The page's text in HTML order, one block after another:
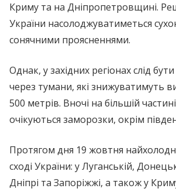
Криму та на Дніпропетровщині.
України насолоджуватиметься
сонячними проясненнями.
Однак, у західних регіонах слід
через тумани, які знижуватимуть
500 метрів. Вночі на більшій
очікуються заморозки, окрім
Протягом дня 19 жовтня
сході України: у Луганській,
Дніпрі та Запоріжжі, а також у